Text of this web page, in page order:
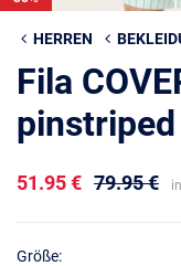
HERREN
Fila
51.95 € 79.95 €
Größe: